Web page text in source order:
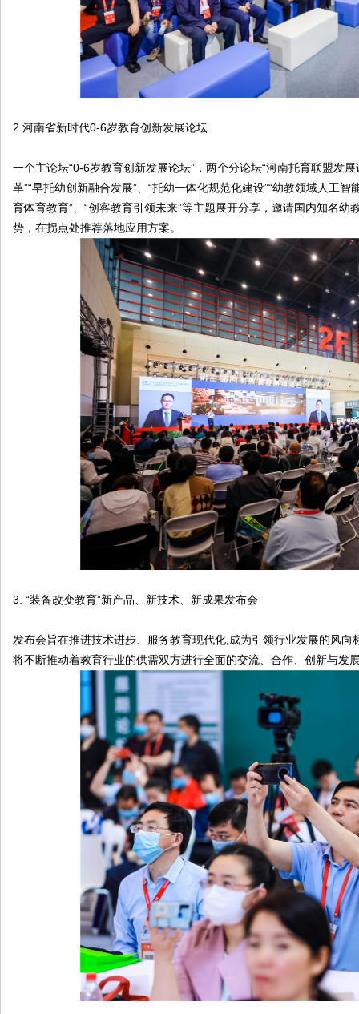
2.河南省新时代0-6岁教育创新发展论坛
一个主论坛“0-6岁教育创新发展论坛”，两个分论坛“河南托育联盟发
革”“早托幼创新融合发展”、“托幼一体化规范化建设”“幼教领域人工
育体育教育”、“创客教育引领未来”等主题展开分享，邀请国内知名
势，在拐点处推荐落地应用方案。
3. “装备改变教育”新产品、新技术、新成果发布会
发布会旨在推进技术进步、服务教育现代化,成为引领行业发展的风
将不断推动着教育行业的供需双方进行全面的交流、合作、创新与发